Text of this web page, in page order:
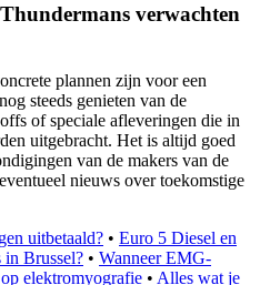
verwachten
plannen zijn voor een
steeds genieten van de
of speciale afleveringen die in
uitgebracht. Het is altijd goed
van de makers van de
nieuws over toekomstige
uitbetaald? • Euro 5 Diesel en
in Brussel? • Wanneer EMG-
elektromyografie • Alles wat je